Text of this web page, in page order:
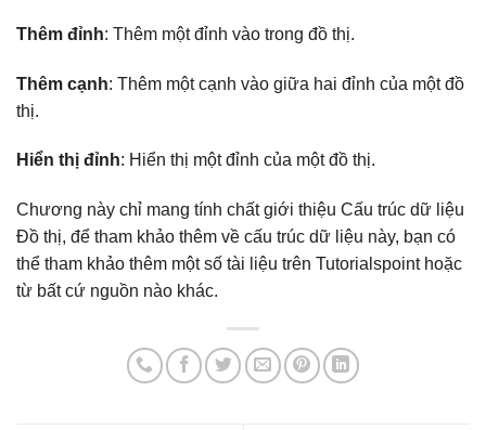
Thêm đỉnh: Thêm một đỉnh vào trong đồ thị.
Thêm cạnh: Thêm một cạnh vào giữa hai đỉnh của một đồ
thị.
Hiển thị đỉnh: Hiển thị một đỉnh của một đồ thị.
Chương này chỉ mang tính chất giới thiệu Cấu trúc dữ liệu
Đồ thị, để tham khảo thêm về cấu trúc dữ liệu này, bạn có
thể tham khảo thêm một số tài liệu trên Tutorialspoint hoặc
từ bất cứ nguồn nào khác.